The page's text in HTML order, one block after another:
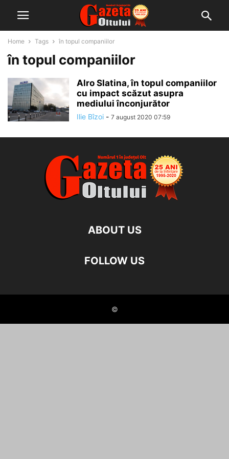
Home Tags în topul companiilor
în topul companiilor
Alro Slatina, în topul companiilor
cu impact scăzut asupra
mediului înconjurător
Ilie Bîzoi - 7 august 2020 07:59
ABOUT US
FOLLOW US
©